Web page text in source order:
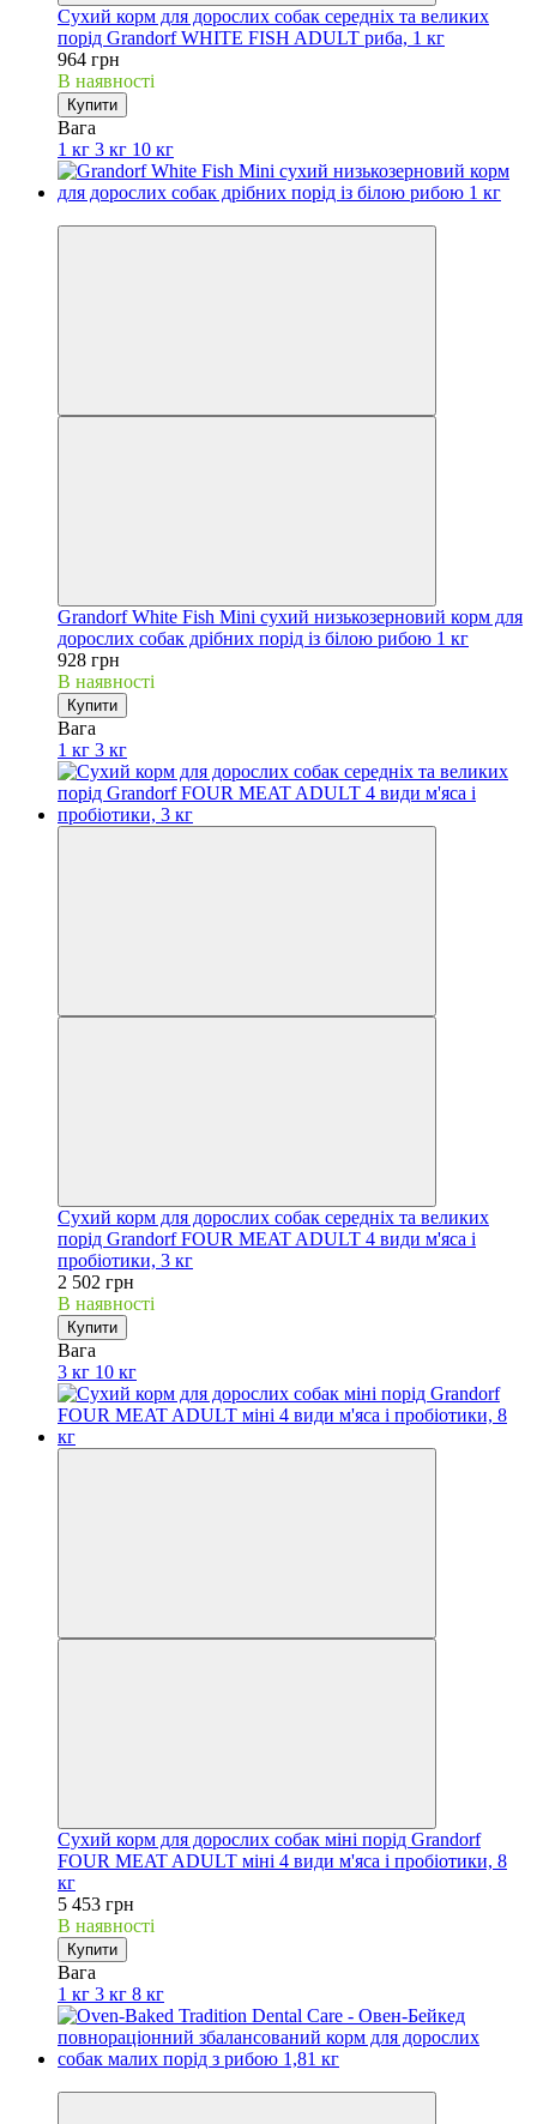
Сухий корм для дорослих собак середніх та великих
порід Grandorf WHITE FISH ADULT риба, 1 кг
964 грн
В наявності
Купити
Вага
1 кг 3 кг 10 кг
Grandorf White Fish Mini сухий низькозерновий корм для
дорослих собак дрібних порід із білою рибою 1 кг
928 грн
В наявності
Купити
Вага
1 кг 3 кг
Сухий корм для дорослих собак середніх та великих
порід Grandorf FOUR MEAT ADULT 4 види м'яса і
пробіотики, 3 кг
2 502 грн
В наявності
Купити
Вага
3 кг 10 кг
Сухий корм для дорослих собак міні порід Grandorf
FOUR MEAT ADULT міні 4 види м'яса і пробіотики, 8
кг
5 453 грн
В наявності
Купити
Вага
1 кг 3 кг 8 кг